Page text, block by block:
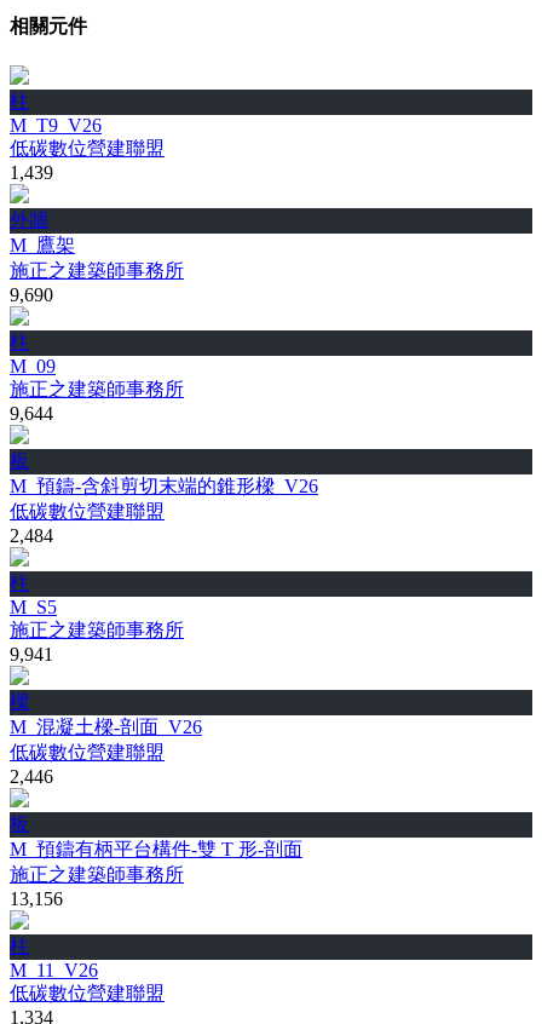
相關元件
柱
M_T9_V26
低碳數位營建聯盟
1,439
外牆
M_鷹架
施正之建築師事務所
9,690
柱
M_09
施正之建築師事務所
9,644
板
M_預鑄-含斜剪切末端的錐形樑_V26
低碳數位營建聯盟
2,484
柱
M_S5
施正之建築師事務所
9,941
樑
M_混凝土樑-剖面_V26
低碳數位營建聯盟
2,446
板
M_預鑄有柄平台構件-雙 T 形-剖面
施正之建築師事務所
13,156
柱
M_11_V26
低碳數位營建聯盟
1,334